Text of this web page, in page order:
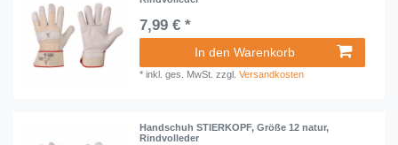
7,99 € *
In den Warenkorb
*inkl. ges. MwSt. zzgl.Versandkosten
Handschuh STIERKOPF, Größe 12 natur,
Rindvolleder